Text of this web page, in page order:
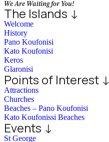
We Are Waiting for You!
The Islands ↓
Welcome
History
Pano Koufonisi
Kato Koufonisi
Keros
Glaronisi
Points of Interest ↓
Attractions
Churches
Beaches – Pano Koufonisi
Kato Koufonissi Beaches
Events ↓
St George